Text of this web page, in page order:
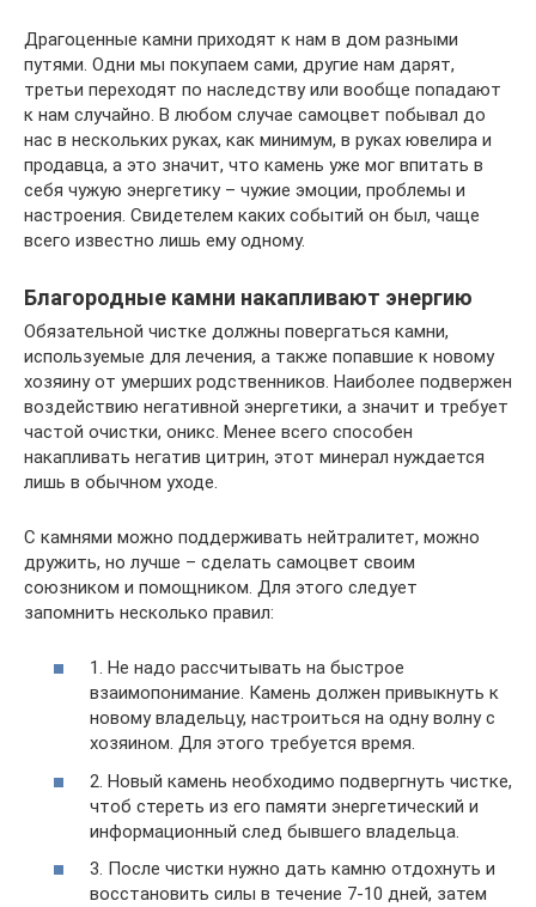
Драгоценные камни приходят к нам в дом разными
путями. Одни мы покупаем сами, другие нам дарят,
третьи переходят по наследству или вообще попадают
к нам случайно. В любом случае самоцвет побывал до
нас в нескольких руках, как минимум, в руках ювелира и
продавца, а это значит, что камень уже мог впитать в
себя чужую энергетику – чужие эмоции, проблемы и
настроения. Свидетелем каких событий он был, чаще
всего известно лишь ему одному.
Благородные камни накапливают энергию
Обязательной чистке должны повергаться камни,
используемые для лечения, а также попавшие к новому
хозяину от умерших родственников. Наиболее подвержен
воздействию негативной энергетики, а значит и требует
частой очистки, оникс. Менее всего способен
накапливать негатив цитрин, этот минерал нуждается
лишь в обычном уходе.
С камнями можно поддерживать нейтралитет, можно
дружить, но лучше – сделать самоцвет своим
союзником и помощником. Для этого следует
запомнить несколько правил:
1. Не надо рассчитывать на быстрое
взаимопонимание. Камень должен привыкнуть к
новому владельцу, настроиться на одну волну с
хозяином. Для этого требуется время.
2. Новый камень необходимо подвергнуть чистке,
чтоб стереть из его памяти энергетический и
информационный след бывшего владельца.
3. После чистки нужно дать камню отдохнуть и
восстановить силы в течение 7-10 дней, затем